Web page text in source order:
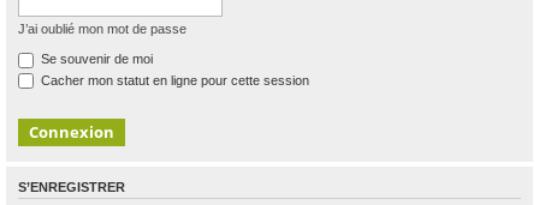
J’ai oublié mon mot de passe
Se souvenir de moi
Cacher mon statut en ligne pour cette session
S’ENREGISTRER